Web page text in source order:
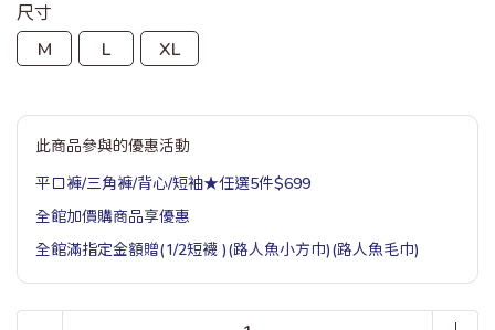
尺寸
M
L XL
此商品參與的優惠活動
平口褲/三角褲/背心/短袖★任選5件$699
全館加價購商品享優惠
全館滿指定金額贈(1/2短襪 )(路人魚小方巾)(路人魚毛巾)